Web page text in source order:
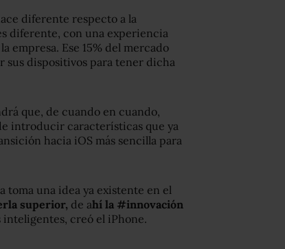
diferente respecto a la
diferente, con una experiencia
empresa. Ese 15% del mercado
sus dispositivos para tener dicha
que, de cuando en cuando,
introducir características que ya
hacia iOS más sencilla para
toma una idea ya existente en el
superior, de ahí la #innovación
creó el iPhone.